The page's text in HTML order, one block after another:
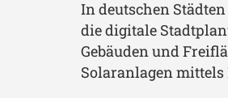
In deutschen
die digitale
Gebäuden und
Solaranlagen